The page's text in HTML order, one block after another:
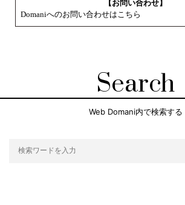
【お問い合わせ】
Domaniへのお問い合わせはこちら
Search
Web Domani内で検索する